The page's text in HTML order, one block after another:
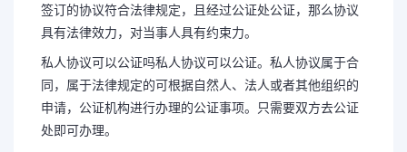
签订的协议符合法律规定，且经过公证处公证，那么协议
具有法律效力，对当事人具有约束力。
私人协议可以公证吗私人协议可以公证。私人协议属于合
同，属于法律规定的可根据自然人、法人或者其他组织的
申请，公证机构进行办理的公证事项。只需要双方去公证
处即可办理。